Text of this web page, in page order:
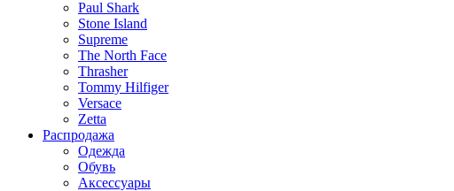
Paul Shark
Stone Island
Supreme
The North Face
Thrasher
Tommy Hilfiger
Versace
Zetta
Распродажа
Одежда
Обувь
Аксессуары